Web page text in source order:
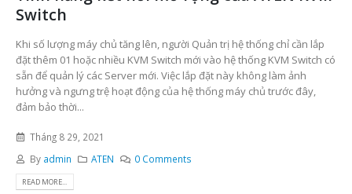
Switch
Khi số lượng máy chủ tăng lên, người Quản trị hệ thống chỉ cần lắp
đặt thêm 01 hoặc nhiều KVM Switch mới vào hệ thống KVM Switch có
sẵn để quản lý các Server mới. Việc lắp đặt này không làm ảnh
hưởng và ngưng trệ hoạt động của hệ thống máy chủ trước đây,
đảm bảo thời...
Tháng 8 29, 2021
By admin ATEN 0 Comments
READ MORE...